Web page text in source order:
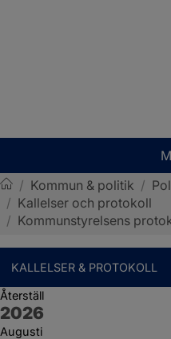
Sotenäs kommun
/ Kommun & politik /
/ Kallelser och protokoll
/ Kommunstyrelsens
KALLELSER & PROTOKOLL
Återställ
År:
2026
Augusti